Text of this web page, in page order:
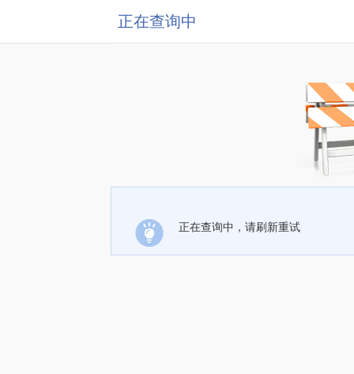
正在查询中
正在查询中，请刷新重试